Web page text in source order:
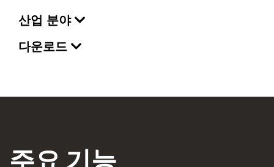
산업 분야
다운로드
주요 기능